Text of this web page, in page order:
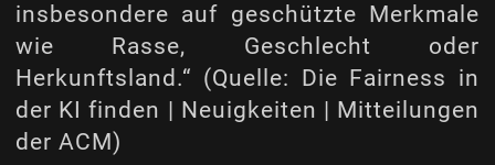
insbesondere auf geschützte Merkmale
wie Rasse, Geschlecht oder
Herkunftsland.“ (Quelle: Die Fairness in
der KI finden | Neuigkeiten | Mitteilungen
der ACM)